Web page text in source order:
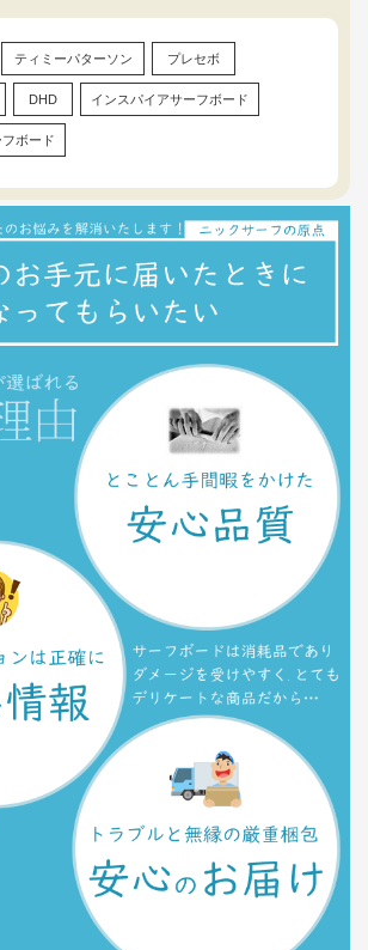
ティミーパターソン プレセボ
DHD インスパイアサーフボード
ボード